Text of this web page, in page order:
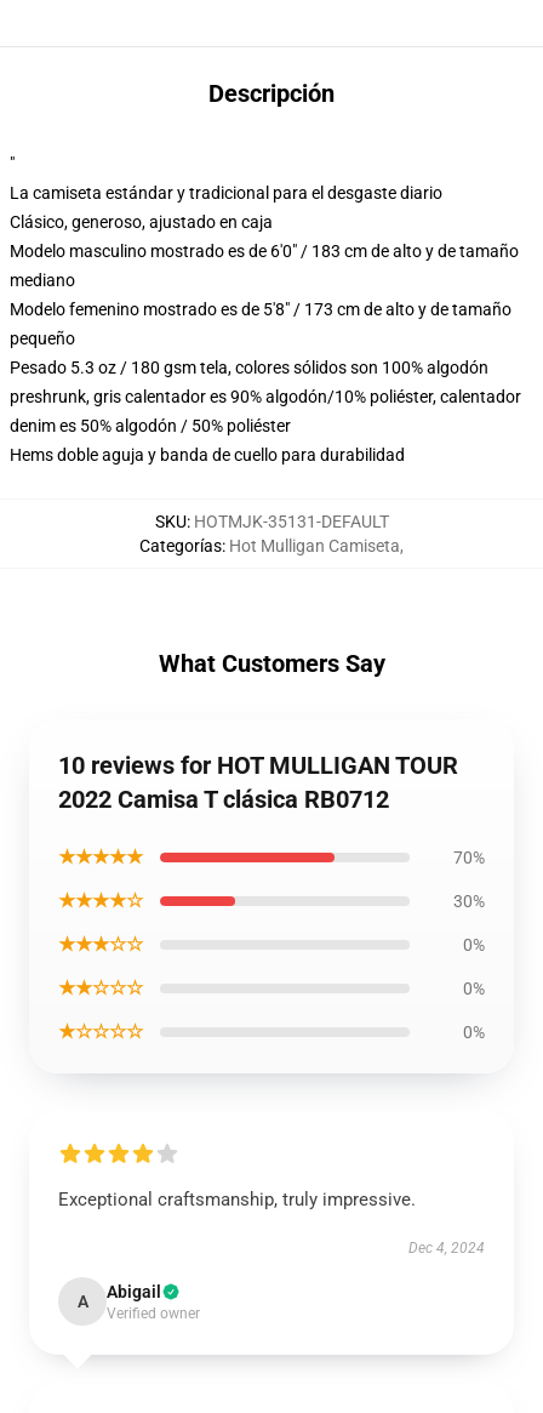
Descripción
"
La camiseta estándar y tradicional para el desgaste diario
Clásico, generoso, ajustado en caja
Modelo masculino mostrado es de 6'0" / 183 cm de alto y de tamaño
mediano
Modelo femenino mostrado es de 5'8" / 173 cm de alto y de tamaño
pequeño
Pesado 5.3 oz / 180 gsm tela, colores sólidos son 100% algodón
preshrunk, gris calentador es 90% algodón/10% poliéster, calentador
denim es 50% algodón / 50% poliéster
Hems doble aguja y banda de cuello para durabilidad
SKU: HOTMJK-35131-DEFAULT
Categorías: Hot Mulligan Camiseta,
What Customers Say
10 reviews for HOT MULLIGAN TOUR
2022 Camisa T clásica RB0712
★★★★★ 70%
★★★★☆ 30%
★★★☆☆ 0%
★★☆☆☆ 0%
★☆☆☆☆ 0%
Exceptional craftsmanship, truly impressive.
Dec 4, 2024
A Abigail
Verified owner